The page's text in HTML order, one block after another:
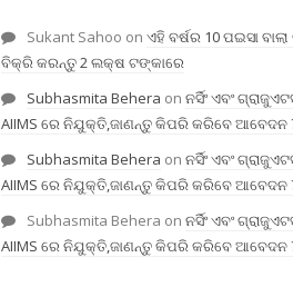
Sukant Sahoo on ଏହି ବର୍ଷର 10 ପଇସା
ବିକ୍ରି କରନ୍ତୁ 2 ଲକ୍ଷ ଟଙ୍କାରେ
Subhasmita Behera on ନର୍ସିଂ ଏବଂ
AIIMS ରେ ନିଯୁକ୍ତି,ଜାଣନ୍ତୁ କିପରି କରିବେ ଆବେଦନ
Subhasmita Behera on ନର୍ସିଂ ଏବଂ
AIIMS ରେ ନିଯୁକ୍ତି,ଜାଣନ୍ତୁ କିପରି କରିବେ ଆବେଦନ
Subhasmita Behera on ନର୍ସିଂ ଏବଂ
AIIMS ରେ ନିଯୁକ୍ତି,ଜାଣନ୍ତୁ କିପରି କରିବେ ଆବେଦନ